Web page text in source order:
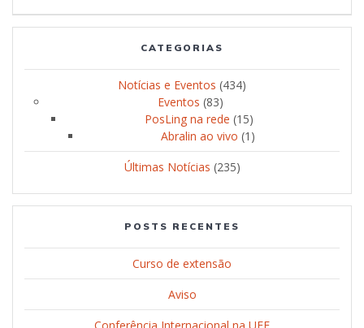
CATEGORIAS
Notícias e Eventos (434)
Eventos (83)
PosLing na rede (15)
Abralin ao vivo (1)
Últimas Notícias (235)
POSTS RECENTES
Curso de extensão
Aviso